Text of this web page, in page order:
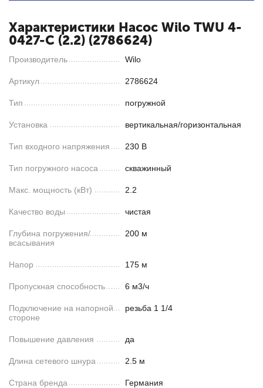
Характеристики Насос Wilo TWU 4-
0427-C (2.2) (2786624)
Производитель Wilo
Артикул 2786624
Тип погружной
Установка вертикальная/горизонтальная
Тип входного напряжения 230 В
Тип погружного насоса скважинный
Макс. мощность (кВт) 2.2
Качество воды чистая
Глубина погружения/
всасывания
200 м
Напор 175 м
Пропускная способность 6 м3/ч
Подключение на напорной
стороне
резьба 1 1/4
Повышение давления да
Длина сетевого шнура 2.5 м
Страна бренда Германия